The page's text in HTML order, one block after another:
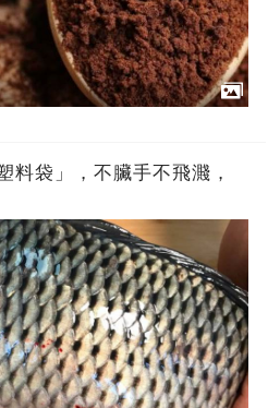
料袋」，不臟手不飛濺，